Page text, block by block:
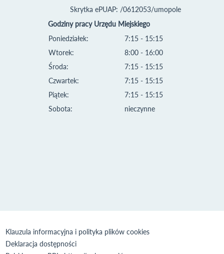
Skrytka ePUAP: /0612053/umopole
Godziny pracy Urzędu Miejskiego
Poniedziałek:
Wtorek:
Środa:
Czwartek:
Piątek:
Sobota:
7:15 - 15:15
8:00 - 16:00
7:15 - 15:15
7:15 - 15:15
7:15 - 15:15
nieczynne
Klauzula informacyjna i polityka plików cookies
Deklaracja dostępności